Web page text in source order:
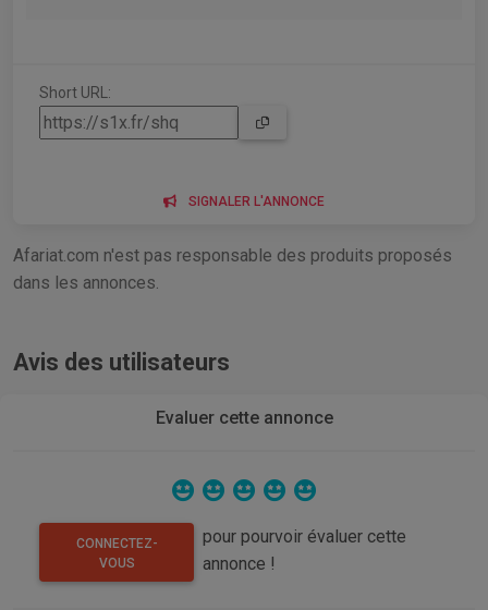
Short URL:
SIGNALER L'ANNONCE
Afariat.com n'est pas responsable des produits proposés
dans les annonces.
Avis des utilisateurs
Evaluer cette annonce
CONNECTEZ-
VOUS
pour pourvoir évaluer cette
annonce !